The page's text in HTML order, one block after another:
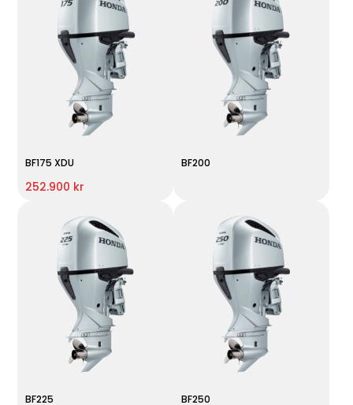
BF175 XDU
252.900 kr
BF200
BF225 BF250